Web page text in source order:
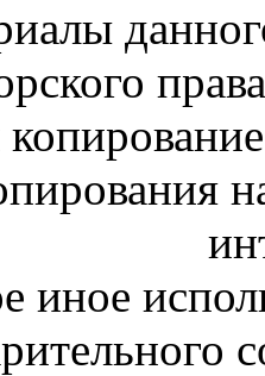
иное